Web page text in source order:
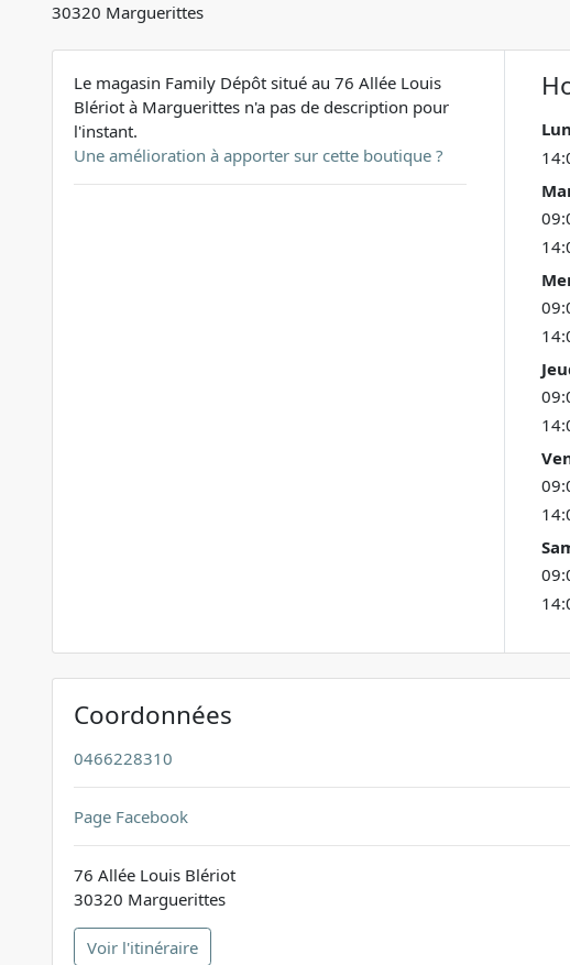
30320 Marguerittes
Le magasin Family Dépôt situé au 76 Allée Louis
Blériot à Marguerittes n'a pas de description pour
l'instant.
Une amélioration à apporter sur cette boutique ?
Coordonnées
0466228310
Page Facebook
76 Allée Louis Blériot
30320 Marguerittes
Voir l'itinéraire